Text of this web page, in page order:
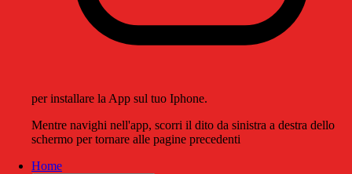
per installare la App sul tuo Iphone.
Mentre navighi nell'app, scorri il dito da sinistra a destra dello
schermo per tornare alle pagine precedenti
Home